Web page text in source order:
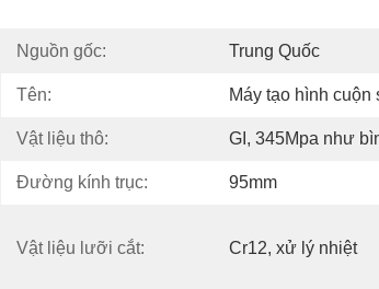
Nguồn gốc: Trung Quốc
Tên: Máy tạo hình cuộn
Vật liệu thô: GI, 345Mpa như
Đường kính trục: 95mm
Vật liệu lưỡi cắt: Cr12, xử lý nhiệt